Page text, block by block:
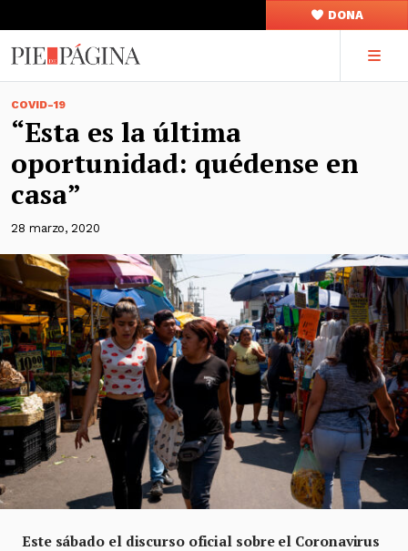
DONA
COVID-19
“Esta es la última
oportunidad: quédense en
casa”
28 marzo, 2020
Este sábado el discurso oficial sobre el Coronavirus